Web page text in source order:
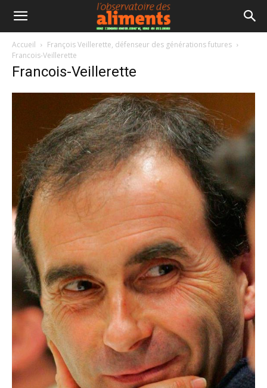
Accueil
François Veillerette, défenseur des générations futures
Francois-Veillerette
Francois-Veillerette